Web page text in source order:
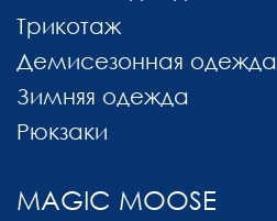
MAGIC MOOSE
Трикотаж
Демисезонная одежда
Зимняя одежда
Рюкзаки